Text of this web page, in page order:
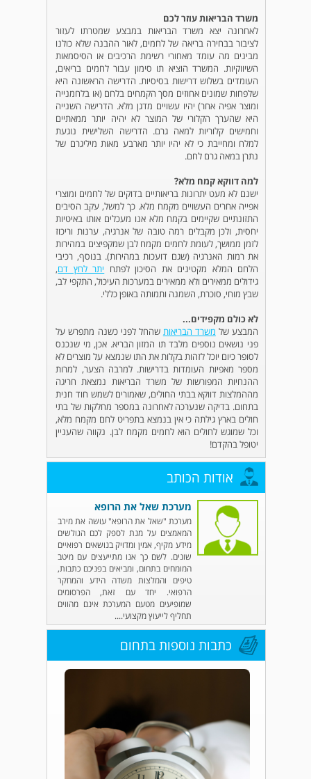
משרד הבריאות עוזר לכם
לאחרונה יצא משרד הבריאות במבצע שמטרתו לעזור
לציבור בבחירה בריאה של לחמים, לאור ההבנה שלא כולנו
מבינים מה עומד מאחורי רשימת הרכיבים או הסיסמאות
השיווקיות. המשרד הוציא תו סימון עבור לחמים בריאים,
העומדים בשלוש דרישות בסיסיות. הדרישה הראשונה היא
שלפחות שמונים אחוזים מסך הקמחים בלחם (או בלחמנייה
ומוצר אפיה אחר) יהיו עשויים מדגן מלא. הדרישה השנייה
היא שהערך הקלורי של המוצר לא יהיה יותר ממאתיים
וחמישים קלוריות למאה גרם. הדרישה השלישית נוגעת
למלח ומחייבת כי לא יהיו יותר מארבע מאות מיליגרם של
נתרן במאה גרם לחם.
למה דווקא קמח מלא?
ישנם לא מעט יתרונות בריאותיים בדוקים של לחמים ומוצרי
אפייה אחרים העשויים מקמח מלא. כך למשל, עקב הסיבים
התזונתיים שקיימים בקמח מלא אנו מעכלים אותו באיטיות
יחסית, ולכן מקבלים רמה טובה של אנרגיה, ערנות וריכוז
לזמן ממושך, לעומת לחמים מקמח לבן שמקפיצים במהירות
את רמות האנרגיה (שגם דועכות במהירות). בנוסף, רכיבי
הלחם המלא מקטינים את הסיכון לפתח יתר לחץ דם,
גידולים ממאירים ולא ממאירים במערכות העיכול, התקפי לב,
שבץ מוחי, סוכרת, השמנה ותמותה באופן כללי.
לא כולם מקפידים...
המבצע של משרד הבריאות שהחל לפני כשנה מתפרש על
פני נושאים נוספים מלבד תו המזון הבריא. אכן, מי שנכנס
לסופר כיום יוכל לזהות בקלות את התו שנמצא על מוצרים לא
מספר מאפיות העומדות בדרישות. למרבה הצער, למרות
ההנחיות המפורשות של משרד הבריאות נמצאת חריגה
מההמלצות דווקא בבתי החולים, שאמורים לשמש חוד חנית
בתחום. בדיקה שנערכה לאחרונה במספר מחלקות של בתי
חולים בארץ גילתה כי אין בנמצא בתפריט לחם מקמח מלא,
וכל שמוגש לחולים הוא לחמים מקמח לבן. נקווה שהעניין
יטופל בהקדם!
אודות הכותב
מערכת שאל את הרופא
מערכת "שאל את הרופא" עושה את מירב
המאמצים על מנת לספק לכם הגולשים
מידע מקיף, אמין ומדויק בנושאים רפואיים
שונים. לשם כך אנו מתייעצים עם מיטב
המומחים בתחום, ומביאים בפניכם כתבות,
טיפים והמלצות משדה הידע והמחקר
הרפואי. יחד עם זאת, הפרסומים
שמופיעים מטעם המערכת אינם מהווים
תחליף לייעוץ מקצועי....
כתבות נוספות בתחום